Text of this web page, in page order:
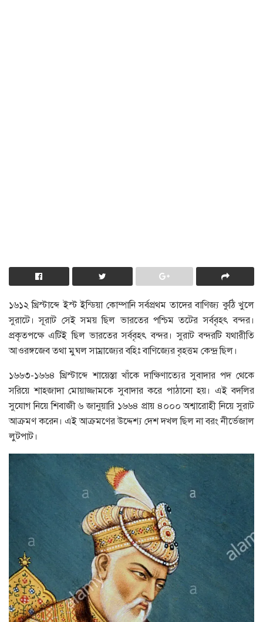
১৬১২ খ্রিস্টাব্দে ইস্ট ইন্ডিয়া কোম্পানি সর্বপ্রথম তাদের বাণিজ্য কুঠি খুলে
সুরাটে। সূরাট সেই সময় ছিল ভারতের পশ্চিম তটের সর্ববৃহৎ বন্দর।
প্রকৃতপক্ষে এটিই ছিল ভারতের সর্ববৃহৎ বন্দর। সুরাট বন্দরটি যথারীতি
আওরঙ্গজেব তথা মুঘল সাম্রাজ্যের বহিঃ বাণিজ্যের বৃহত্তম কেন্দ্র ছিল।
১৬৬৩-১৬৬৪ খ্রিস্টাব্দে শায়েস্তা খাঁকে দাক্ষিণাত্যের সুবাদার পদ থেকে
সরিয়ে শাহজাদা মোয়াজ্জামকে সুবাদার করে পাঠানো হয়। এই বদলির
সুযোগ নিয়ে শিবাজী ৬ জানুয়ারি ১৬৬৪ প্রায় ৪০০০ অশ্বারোহী নিয়ে সুরাট
আক্রমণ করেন। এই আক্রমণের উদ্দেশ্য দেশ দখল ছিল না বরং নীর্ভেজাল
লুটপাট।